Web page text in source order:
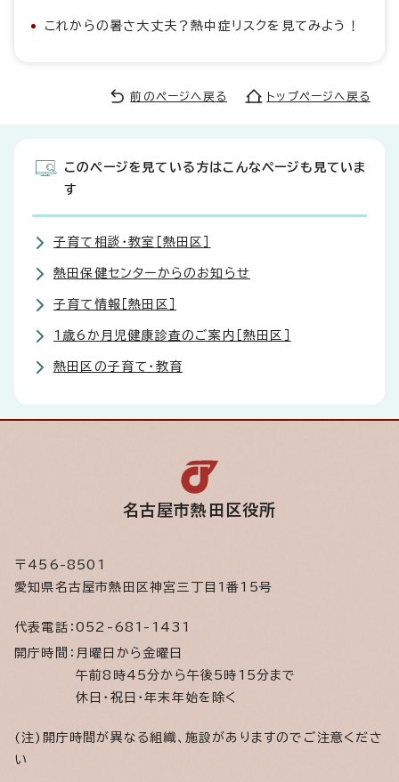
これからの暑さ大丈夫？熱中症リスクを見てみよう！
前のページへ戻る トップページへ戻る
このページを見ている方はこんなページも見ていま
す
子育て相談・教室［熱田区］
熱田保健センターからのお知らせ
子育て情報［熱田区］
1歳6か月児健康診査のご案内［熱田区］
熱田区の子育て・教育
名古屋市熱田区役所
〒456-8501
愛知県名古屋市熱田区神宮三丁目1番15号
代表電話： 052-681-1431
開庁時間： 月曜日から金曜日
午前8時45分から午後5時15分まで
休日・祝日・年末年始を除く
(注)開庁時間が異なる組織、施設がありますのでご注意くださ
い